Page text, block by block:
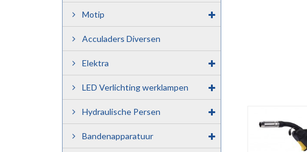
Motip
Acculaders Diversen
Elektra
LED Verlichting werklampen
Hydraulische Persen
Bandenapparatuur